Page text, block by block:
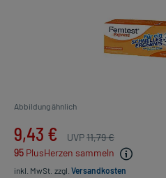
Abbildung ähnlich
9,43 € UVP11,79 €
95 PlusHerzen sammeln
inkl. MwSt. zzgl. Versandkosten